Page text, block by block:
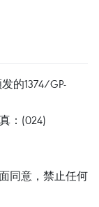
的1374/GP-
：(024)
同意，禁止任何